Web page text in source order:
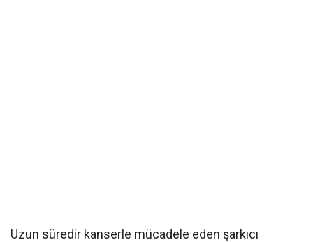
Uzun süredir kanserle mücadele eden şarkıcı